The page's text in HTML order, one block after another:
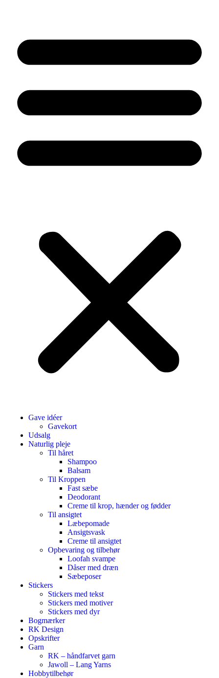
Gave idéer
Gavekort
Udsalg
Naturlig pleje
Til håret
Shampoo
Balsam
Til Kroppen
Fast sæbe
Deodorant
Creme til krop, hænder og fødder
Til ansigtet
Læbepomade
Ansigtsvask
Creme til ansigtet
Opbevaring og tilbehør
Loofah svampe
Dåser med dræn
Sæbeposer
Stickers
Stickers med tekst
Stickers med motiver
Stickers med dyr
Bogmærker
RK Design
Opskrifter
Garn
RK – håndfarvet garn
Jawoll – Lang Yarns
Hobbytilbehør